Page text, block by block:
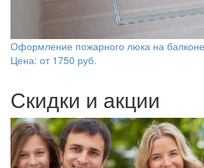
Оформление пожарного люка на
Цена: от 1750 руб.
Скидки и акции